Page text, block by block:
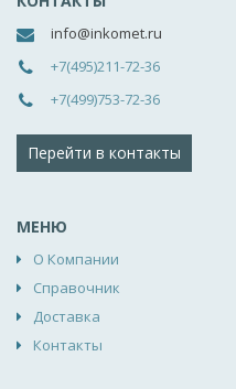
info@inkomet.ru
+7(495)211-72-36
+7(499)753-72-36
Перейти в контакты
МЕНЮ
О Компании
Справочник
Доставка
Контакты